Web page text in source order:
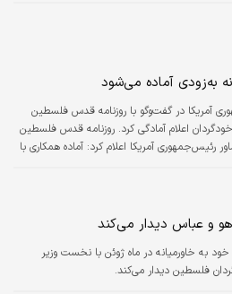
به‌زودی آماده می‌شود
آمریکا در گفت‌وگو با روزنامه قدس فلسطین
اعلام آمادگی کرد. روزنامه قدس فلسطین
رئیس‌جمهوری آمریکا اعلام کرد: آماده همکاری با
با او همکاری می‌کند.
و عباس دیدار می‌کند
به خاورمیانه در ماه ژوئن با نخست وزیر
فلسطین دیدار می‌کند.